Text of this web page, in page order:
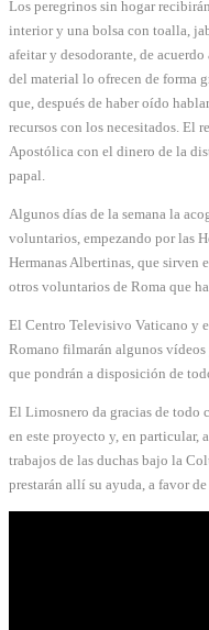
Los peregrinos sin hogar
interior y una bolsa con toalla,
afeitar y desodorante, de
del material lo ofrecen de forma
que, después de haber oído
recursos con los necesitados. El
Apostólica con el dinero de la
papal.
Algunos días de la semana la
voluntarios, empezando por las
Hermanas Albertinas, que sirven
otros voluntarios de Roma que
El Centro Televisivo Vaticano y
Romano filmarán algunos
que pondrán a disposición de
El Limosnero da gracias de todo
en este proyecto y, en particular,
trabajos de las duchas bajo la
prestarán allí su ayuda, a favor